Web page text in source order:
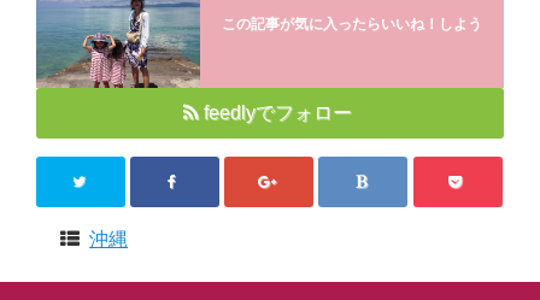
この記事が気に入ったらいいね！しよう
feedlyでフォロー
沖縄